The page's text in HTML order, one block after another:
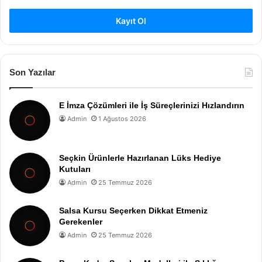
Kayıt Ol
Son Yazılar
E İmza Çözümleri ile İş Süreçlerinizi Hızlandırın
Admin 1 Ağustos 2026
Seçkin Ürünlerle Hazırlanan Lüks Hediye
Kutuları
Admin 25 Temmuz 2026
Salsa Kursu Seçerken Dikkat Etmeniz
Gerekenler
Admin 25 Temmuz 2026